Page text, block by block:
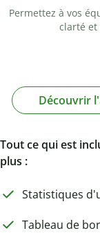
Permettez à vos
clarté et
Découvrir
Tout ce qui est
plus :
Statistiques
Tableau de